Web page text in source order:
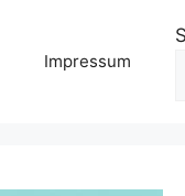
Impressum